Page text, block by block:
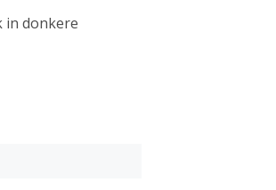
in donkere